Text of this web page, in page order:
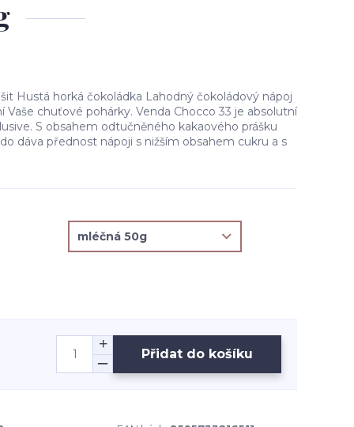
Hustá horká čokoládka Lahodný čokoládový nápoj
Vaše chuťové pohárky. Venda Chocco 33 je absolutní
S obsahem odtučněného kakaového prášku
dáva přednost nápoji s nižším obsahem cukru a s
Přidat do košíku